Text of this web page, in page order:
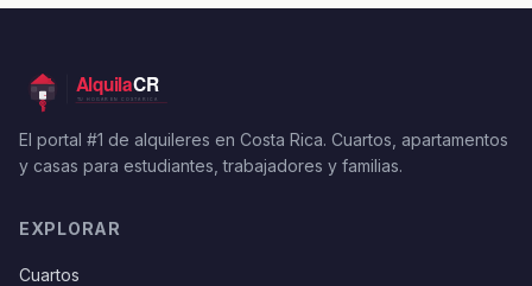
El portal #1 de alquileres en Costa Rica. Cuartos, apartamentos
y casas para estudiantes, trabajadores y familias.
EXPLORAR
Cuartos